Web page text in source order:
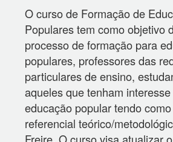
O curso de Formação de
Populares tem como objetivo
processo de formação para
populares, professores das
particulares de ensino,
aqueles que tenham
educação popular tendo
referencial teórico/